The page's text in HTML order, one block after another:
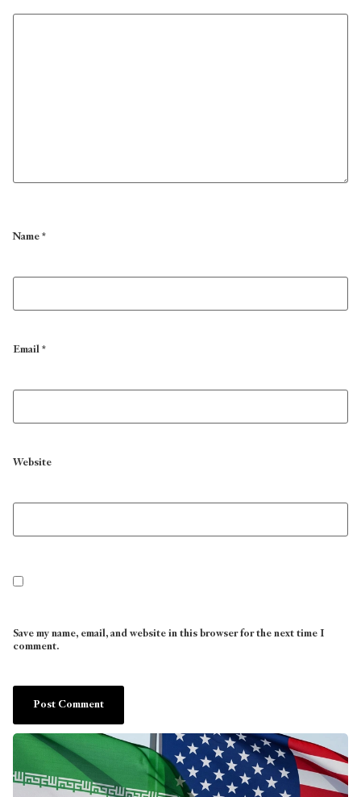
Name*
Email*
Website
Save my name, email, and website in this browser for the next time I
comment.